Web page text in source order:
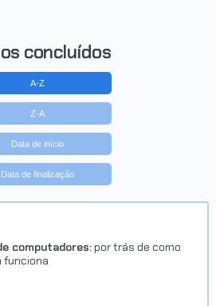
concluídos
A-Z
Z-A
Data de início
Data de finalização
computadores: por trás de como
funciona